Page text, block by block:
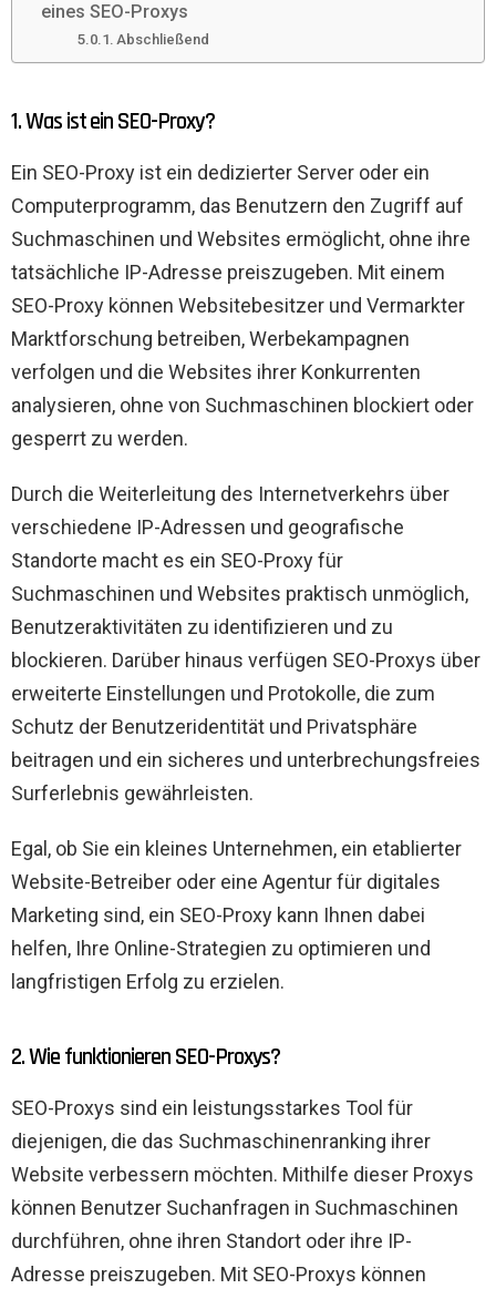
eines SEO-Proxys
Abschließend
1. Was ist ein SEO-Proxy?
Ein SEO-Proxy ist ein dedizierter Server oder ein
Computerprogramm, das Benutzern den Zugriff auf
Suchmaschinen und Websites ermöglicht, ohne ihre
tatsächliche IP-Adresse preiszugeben. Mit einem
SEO-Proxy können Websitebesitzer und Vermarkter
Marktforschung betreiben, Werbekampagnen
verfolgen und die Websites ihrer Konkurrenten
analysieren, ohne von Suchmaschinen blockiert oder
gesperrt zu werden.
Durch die Weiterleitung des Internetverkehrs über
verschiedene IP-Adressen und geografische
Standorte macht es ein SEO-Proxy für
Suchmaschinen und Websites praktisch unmöglich,
Benutzeraktivitäten zu identifizieren und zu
blockieren. Darüber hinaus verfügen SEO-Proxys über
erweiterte Einstellungen und Protokolle, die zum
Schutz der Benutzeridentität und Privatsphäre
beitragen und ein sicheres und unterbrechungsfreies
Surferlebnis gewährleisten.
Egal, ob Sie ein kleines Unternehmen, ein etablierter
Website-Betreiber oder eine Agentur für digitales
Marketing sind, ein SEO-Proxy kann Ihnen dabei
helfen, Ihre Online-Strategien zu optimieren und
langfristigen Erfolg zu erzielen.
2. Wie funktionieren SEO-Proxys?
SEO-Proxys sind ein leistungsstarkes Tool für
diejenigen, die das Suchmaschinenranking ihrer
Website verbessern möchten. Mithilfe dieser Proxys
können Benutzer Suchanfragen in Suchmaschinen
durchführen, ohne ihren Standort oder ihre IP-
Adresse preiszugeben. Mit SEO-Proxys können